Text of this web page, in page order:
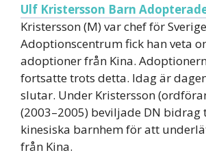
Ulf Kristersson Barn
Kristersson (M) var chef för
Adoptionscentrum fick han veta
adoptioner från Kina.
fortsatte trots detta. Idag är
slutar. Under Kristersson
(2003–2005) beviljade DN bidrag
kinesiska barnhem för att
från Kina.